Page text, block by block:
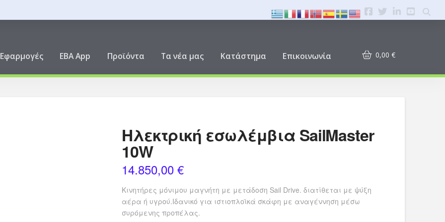
Εφαρμογές EBA App Προϊόντα Τα νέα μας Κατάστημα Επικοινωνία 0,00 €
Ηλεκτρική εσωλέμβια SailMaster
10W
14.850,00€
Κινητήρες μόνιμου μαγνήτη με μετάδοση Sail Drive. διατίθεται με ψύξη
αέρα ή υγρού.Ιδανικό για ιστιοπλοϊκά σκάφη με αναγέννηση μέσω
συρόμενης προπέλας.